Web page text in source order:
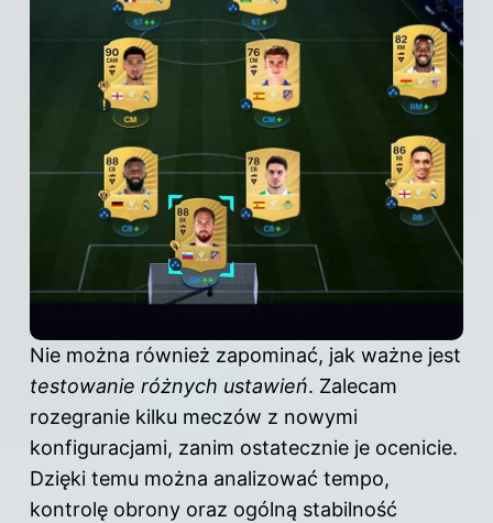
Nie można również zapominać, jak ważne jest
testowanie różnych ustawień. Zalecam
rozegranie kilku meczów z nowymi
konfiguracjami, zanim ostatecznie je ocenicie.
Dzięki temu można analizować tempo,
kontrolę obrony oraz ogólną stabilność